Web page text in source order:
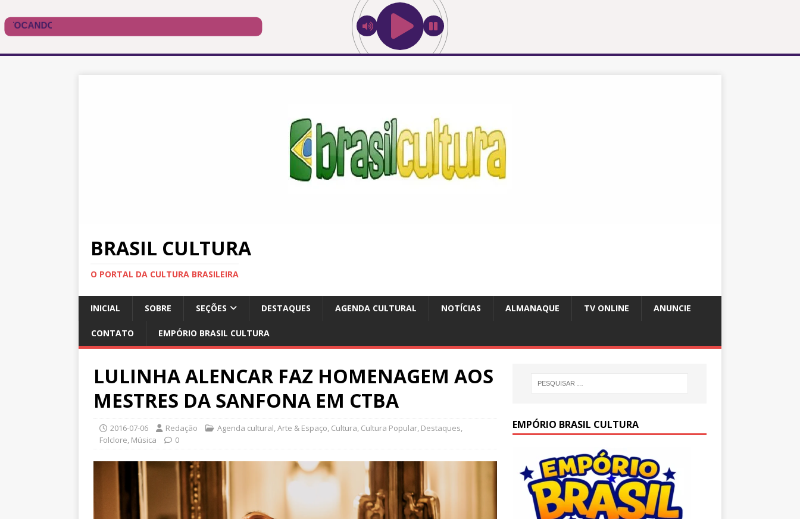
BRASIL CULTURA
O PORTAL DA CULTURA BRASILEIRA
INICIAL SOBRE SEÇÕES DESTAQUES AGENDA CULTURAL NOTÍCIAS ALMANAQUE TV ONLINE ANUNCIE
CONTATO EMPÓRIO BRASIL CULTURA
LULINHA ALENCAR FAZ HOMENAGEM AOS
MESTRES DA SANFONA EM CTBA
2016-07-06 Redação Agenda cultural,Arte & Espaço, Cultura, Cultura Popular, Destaques,
Folclore, Música 0
EMPÓRIO BRASIL CULTURA